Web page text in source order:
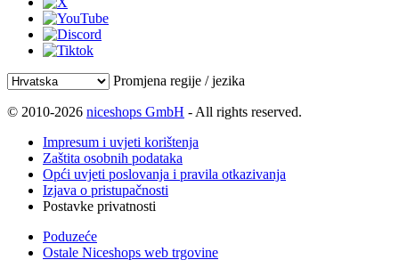
Promjena regije / jezika
© 2010-2026 niceshops GmbH - All rights reserved.
Impresum i uvjeti korištenja
Zaštita osobnih podataka
Opći uvjeti poslovanja i pravila otkazivanja
Izjava o pristupačnosti
Postavke privatnosti
Poduzeće
Ostale Niceshops web trgovine